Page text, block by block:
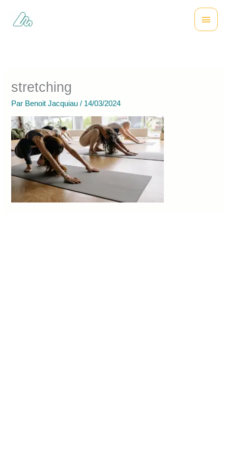
contenu
Menu
stretching
Par Benoit Jacquiau/ 14/03/2024